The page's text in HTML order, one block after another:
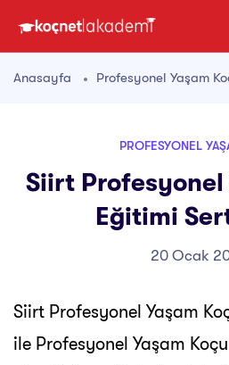
Anasayfa Profesyonel Yaşam
PROFESYONEL
Siirt Profesyonel
Eğitimi
20 Ocak
Siirt Profesyonel Yaşam
ile Profesyonel Yaşam